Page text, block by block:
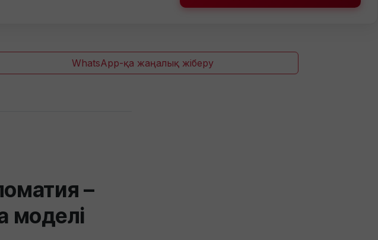
WhatsApp-қа жаңалық жіберу
–
моделі